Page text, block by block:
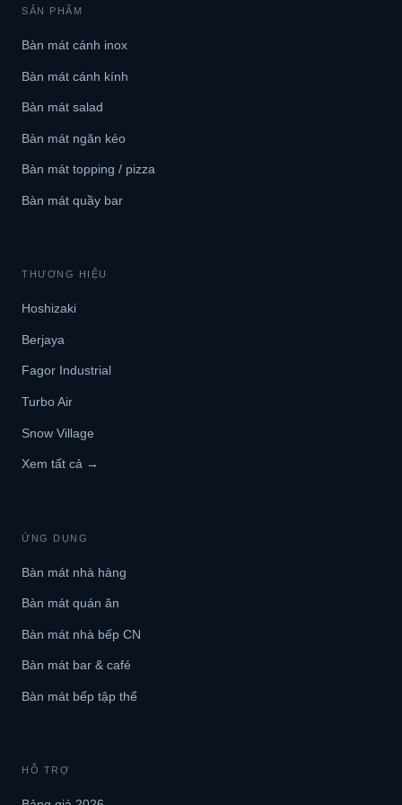
SẢN PHẨM
Bàn mát cánh inox
Bàn mát cánh kính
Bàn mát salad
Bàn mát ngăn kéo
Bàn mát topping / pizza
Bàn mát quầy bar
THƯƠNG HIỆU
Hoshizaki
Berjaya
Fagor Industrial
Turbo Air
Snow Village
Xem tất cả →
ỨNG DỤNG
Bàn mát nhà hàng
Bàn mát quán ăn
Bàn mát nhà bếp CN
Bàn mát bar & café
Bàn mát bếp tập thể
HỖ TRỢ